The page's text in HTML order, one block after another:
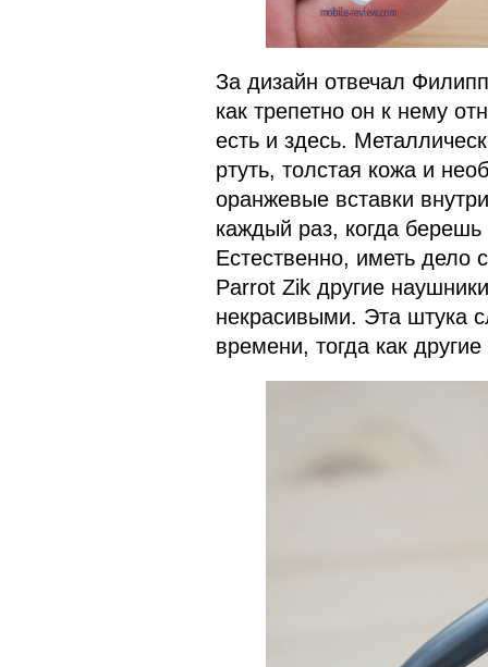
За дизайн отвечал
как трепетно он к нему
есть и здесь.
ртуть, толстая кожа и
оранжевые вставки
каждый раз, когда
Естественно, иметь дело
Parrot Zik другие
некрасивыми. Эта штука
времени, тогда как